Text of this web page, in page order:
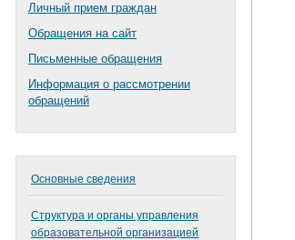
Личный прием граждан
Обращения на сайт
Письменные обращения
Информация о рассмотрении
обращений
Основные сведения
Структура и органы управления
образовательной организацией